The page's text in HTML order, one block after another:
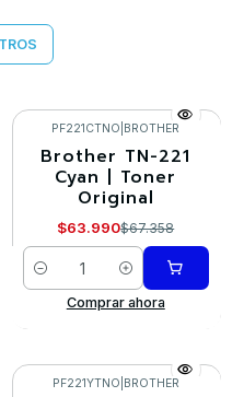
-5%
PF221CTNO BROTHER
Brother TN-221
Cyan | Toner
Original
$63.990$67.358
Cantidad
Comprar ahora
PF221YTNO BROTHER